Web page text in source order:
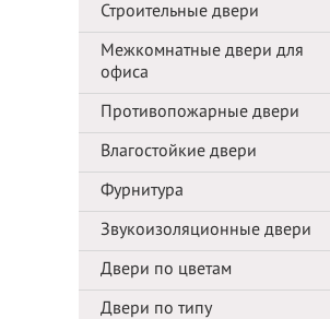
Строительные двери
Межкомнатные двери для
офиса
Противопожарные двери
Влагостойкие двери
Фурнитура
Звукоизоляционные двери
Двери по цветам
Двери по типу